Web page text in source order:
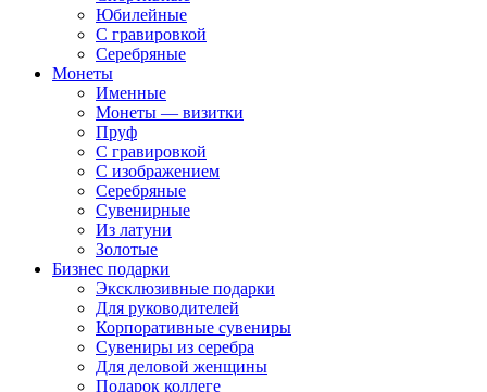
Юбилейные
С гравировкой
Серебряные
Монеты
Именные
Монеты — визитки
Пруф
С гравировкой
С изображением
Серебряные
Сувенирные
Из латуни
Золотые
Бизнес подарки
Эксклюзивные подарки
Для руководителей
Корпоративные сувениры
Сувениры из серебра
Для деловой женщины
Подарок коллеге